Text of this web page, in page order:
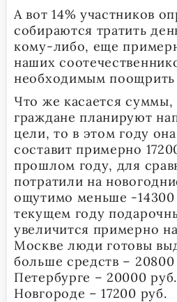
А вот 14% участников
собираются тратить
кому-либо, еще
наших
необходимым
Что же касается
граждане планируют
цели, то в этом году
составит примерно
прошлом году, для
потратили на
ощутимо меньше -14300
текущем году
увеличится примерно
Москве люди готовы
больше средств –
Петербурге – 20000
Новгороде – 17200 руб.